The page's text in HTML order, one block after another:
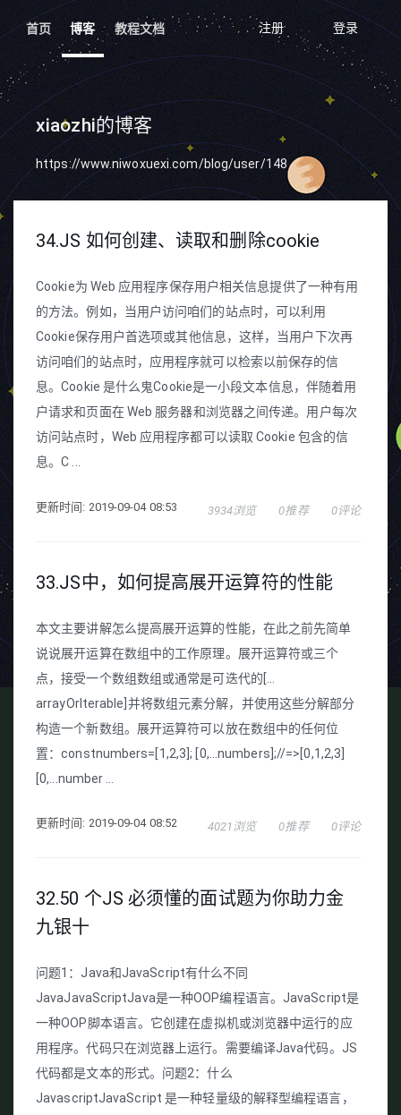
首页 博客 教程文档 登录
注册
xiaozhi的博客
https://www.niwoxuexi.com/blog/user/148
34.JS 如何创建、读取和删除cookie
Cookie为 Web 应用程序保存用户相关信息提供了一种有用
的方法。例如，当用户访问咱们的站点时，可以利用
Cookie保存用户首选项或其他信息，这样，当用户下次再
访问咱们的站点时，应用程序就可以检索以前保存的信
息。Cookie 是什么鬼Cookie是一小段文本信息，伴随着用
户请求和页面在 Web 服务器和浏览器之间传递。用户每次
访问站点时，Web 应用程序都可以读取 Cookie 包含的信
息。C ...
更新时间: 2019-09-04 08:53 3934浏览 0推荐 0评论
33.JS中，如何提高展开运算符的性能
本文主要讲解怎么提高展开运算的性能，在此之前先简单
说说展开运算在数组中的工作原理。展开运算符或三个
点，接受一个数组数组或通常是可迭代的[...
arrayOrIterable]并将数组元素分解，并使用这些分解部分
构造一个新数组。展开运算符可以放在数组中的任何位
置：constnumbers=[1,2,3]; [0,...numbers];//=>[0,1,2,3]
[0,...number ...
更新时间: 2019-09-04 08:52 4021浏览 0推荐 0评论
32.50 个JS 必须懂的面试题为你助力金
九银十
问题1：Java和JavaScript有什么不同
JavaJavaScriptJava是一种OOP编程语言。JavaScript是
一种OOP脚本语言。它创建在虚拟机或浏览器中运行的应
用程序。代码只在浏览器上运行。需要编译Java代码。JS
代码都是文本的形式。问题2：什么
JavascriptJavaScript 是一种轻量级的解释型编程语言，